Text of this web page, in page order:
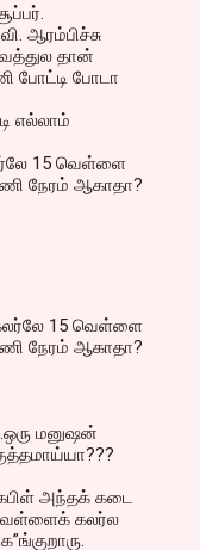
ஆரம்பிச்சு
தான்
போட்டி போடா
எல்லாம்
15 வெள்ளை
நேரம் ஆகாதா?
15 வெள்ளை
நேரம் ஆகாதா?
மனுஷன்
அந்தக் கடை
கலர்ல